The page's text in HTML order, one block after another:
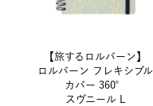
【旅するロルバーン】
ロルバーン フレキシブル
カバー 360°
スヴニール L